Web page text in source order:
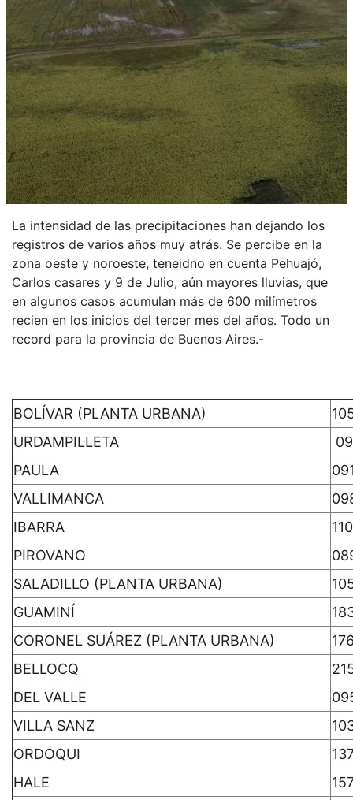
La intensidad de las precipitaciones han dejando los
registros de varios años muy atrás. Se percibe en la
zona oeste y noroeste, teneidno en cuenta Pehuajó,
Carlos casares y 9 de Julio, aún mayores lluvias, que
en algunos casos acumulan más de 600 milímetros
recien en los inicios del tercer mes del años. Todo un
record para la provincia de Buenos Aires.-
BOLÍVAR (PLANTA URBANA)
URDAMPILLETA
PAULA
VALLIMANCA
IBARRA
PIROVANO
SALADILLO (PLANTA URBANA)
GUAMINÍ
CORONEL SUÁREZ (PLANTA URBANA)
BELLOCQ
DEL VALLE
VILLA SANZ
ORDOQUI
HALE